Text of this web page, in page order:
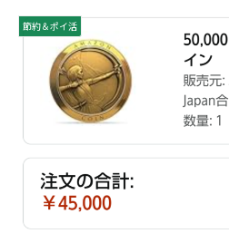
節約＆ポイ活